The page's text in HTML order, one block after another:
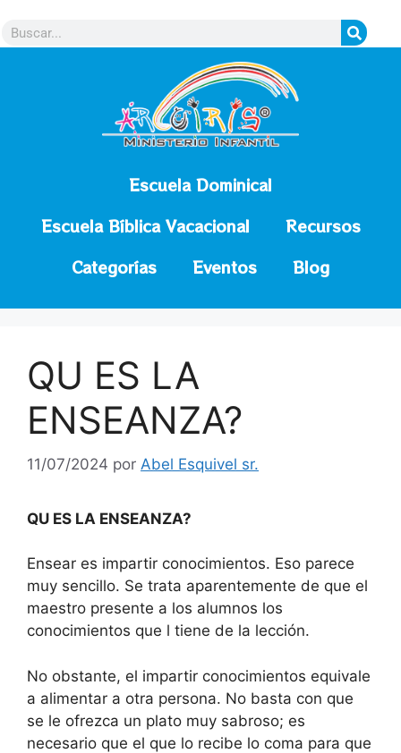
Escuela Dominical
Escuela Bíblica Vacacional
Recursos
Categorías
Eventos Blog
QU ES LA
ENSEANZA?
11/07/2024 por Abel Esquivel sr.
QU ES LA ENSEANZA?
Ensear es impartir conocimientos. Eso parece
muy sencillo. Se trata aparentemente de que el
maestro presente a los alumnos los
conocimientos que l tiene de la lección.
No obstante, el impartir conocimientos equivale
a alimentar a otra persona. No basta con que
se le ofrezca un plato muy sabroso; es
necesario que el que lo recibe lo coma para que